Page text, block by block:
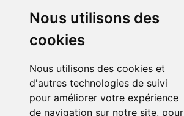
Nous utilisons des
cookies
Nous utilisons des cookies et
d'autres technologies de suivi
pour améliorer votre expérience
de navigation sur notre site, pour